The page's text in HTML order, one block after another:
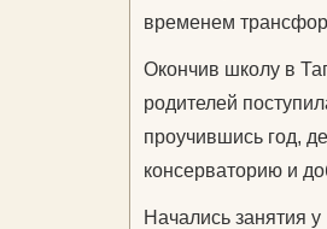
временем
Окончив школу в
родителей
проучившись год,
консерваторию и
Начались занятия